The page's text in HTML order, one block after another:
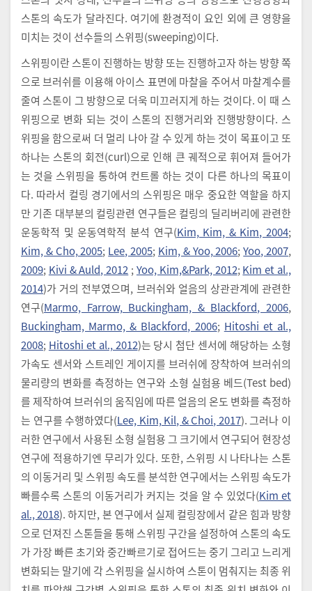
스톤의 속도가 달라진다. 여기에 환경적이 요인 외에 큰 영향을
미치는 것이 선수들의 스위핑(sweeping)이다.
스위핑이란 스톤이 진행하는 방향 또는 진행하고자 하는 방향 쪽
으로 브러쉬를 이용해 아이스 표면에 마찰을 주어서 마찰계수를
줄여 스톤이 그 방향으로 더욱 미끄러지게 하는 것이다. 이 때 스
위핑으로 변화 되는 것이 스톤의 진행거리와 진행방향이다. 스
위핑을 함으로써 더 멀리 나아 갈 수 있게 하는 것이 목표이고 또
하나는 스톤의 회전(curl)으로 인해 큰 궤적으로 휘어져 들어가
는 것을 스위핑을 통하여 컨트롤 하는 것이 다른 하나의 목표이
다. 따라서 컬링 경기에서의 스위핑은 매우 중요한 역할을 하지
만 기존 대부분의 컬링관련 연구들은 컬링의 딜리버리에 관련한
운동학적 및 운동역학적 분석 연구(Kim, Kim, & Kim, 2004;
Kim, & Cho, 2005; Lee, 2005; Kim, & Yoo, 2006;Yoo, 2007,
2009; Kivi & Auld, 2012 ; Yoo, Kim,&Park, 2012; Kim et al.,
2014)가 거의 전부였으며, 브러쉬와 얼음의 상관관계에 관련한
연구(Marmo, Farrow, Buckingham, & Blackford, 2006,
Buckingham, Marmo, & Blackford, 2006; Hitoshi et al.,
2008; Hitoshi et al., 2012)는 당시 첨단 센서에 해당하는 소형
가속도 센서와 스트레인 게이지를 브러쉬에 장착하여 브러쉬의
물리량의 변화를 측정하는 연구와 소형 실험용 베드(Test bed)
를 제작하여 브러쉬의 움직임에 따른 얼음의 온도 변화를 측정하
는 연구를 수행하였다(Lee, Kim, Kil, & Choi, 2017). 그러나 이
러한 연구에서 사용된 소형 실험용 그 크기에서 연구되어 현장성
연구에 적용하기엔 무리가 있다. 또한, 스위핑 시 나타나는 스톤
의 이동거리 및 스위핑 속도를 분석한 연구에서는 스위핑 속도가
빠를수록 스톤의 이동거리가 커지는 것을 알 수 있었다(Kim et
al., 2018). 하지만, 본 연구에서 실제 컬링장에서 같은 힘과 방향
으로 던져진 스톤들을 통해 스위핑 구간을 설정하여 스톤의 속도
가 가장 빠른 초기와 중간빠르기로 접어드는 중기 그리고 느리게
변화되는 말기에 각 스위핑을 실시하여 스톤이 멈춰지는 최종 위